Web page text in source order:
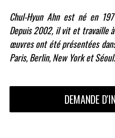
Chul-Hyun Ahn est né en
Depuis 2002, il vit et travaille
œuvres ont été présentées
Paris, Berlin, New York et Séoul.
DEMANDE